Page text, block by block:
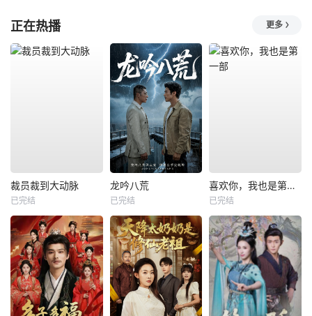
正在热播 更多
裁员裁到大动脉
已完结
龙吟八荒
已完结
喜欢你，我也是第一部
已完结